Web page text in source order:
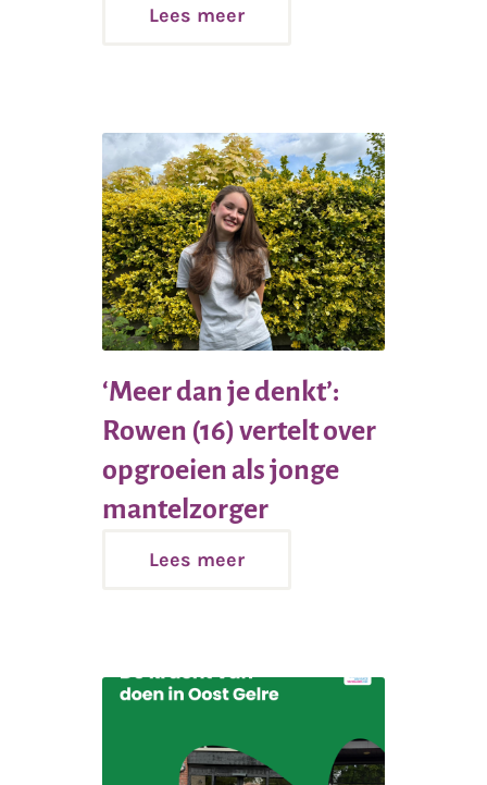
Lees meer
‘Meer dan je denkt’:
Rowen (16) vertelt over
opgroeien als jonge
mantelzorgerLees
Lees meer